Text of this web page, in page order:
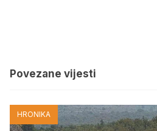
Povezane vijesti
HRONIKA